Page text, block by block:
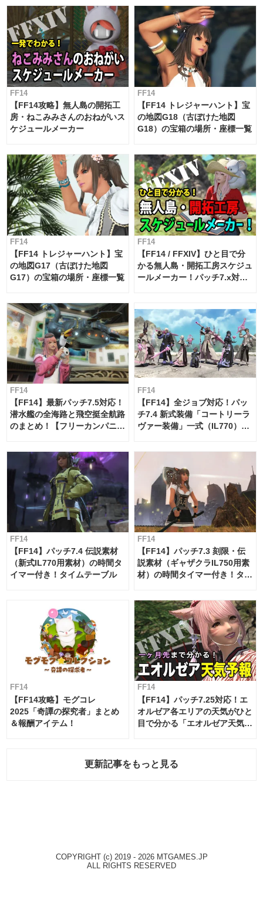
FF14
【FF14攻略】無人島の開拓工
房・ねこみみさんのおねがいス
ケジュールメーカー
FF14
【FF14 トレジャーハント】宝
の地図G18（古ぼけた地図
G18）の宝箱の場所・座標一覧
FF14
【FF14 トレジャーハント】宝
の地図G17（古ぼけた地図
G17）の宝箱の場所・座標一覧
FF14
【FF14 / FFXIV】ひと目で分
かる無人島・開拓工房スケジュ
ールメーカー！パッチ7.x対応
FF14
【FF14】最新パッチ7.5対応！
潜水艦の全海路と飛空挺全航路
のまとめ！【フリーカンパニ
FF14
【FF14】全ジョブ対応！パッ
チ7.4 新式装備「コートリーラ
ヴァー装備」一式（IL770）の
FF14
【FF14】パッチ7.4 伝説素材
（新式IL770用素材）の時間タ
イマー付き！タイムテーブル
FF14
【FF14】パッチ7.3 刻限・伝
説素材（ギャザクラIL750用素
材）の時間タイマー付き！タイ
FF14
【FF14攻略】モグコレ
2025「奇譚の探究者」まとめ
＆報酬アイテム！
FF14
【FF14】パッチ7.25対応！エ
オルゼア各エリアの天気がひと
目で分かる「エオルゼア天気予
更新記事をもっと見る
COPYRIGHT (c) 2019 - 2026 MTGAMES.JP
ALL RIGHTS RESERVED